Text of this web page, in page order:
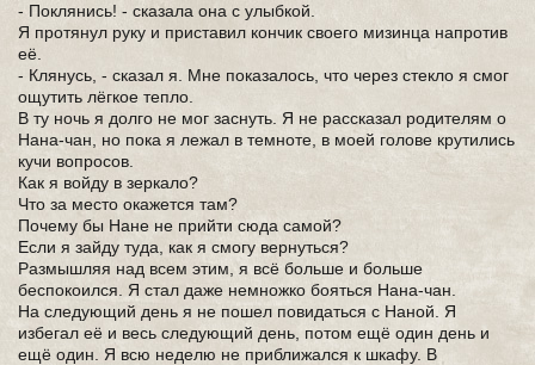
- Поклянись! - сказала она с улыбкой.
Я протянул руку и приставил кончик своего мизинца напротив
её.
- Клянусь, - сказал я. Мне показалось, что через стекло я смог
ощутить лёгкое тепло.
В ту ночь я долго не мог заснуть. Я не рассказал родителям о
Нана-чан, но пока я лежал в темноте, в моей голове крутились
кучи вопросов.
Как я войду в зеркало?
Что за место окажется там?
Почему бы Нане не прийти сюда самой?
Если я зайду туда, как я смогу вернуться?
Размышляя над всем этим, я всё больше и больше
беспокоился. Я стал даже немножко бояться Нана-чан.
На следующий день я не пошел повидаться с Наной. Я
избегал её и весь следующий день, потом ещё один день и
ещё один. Я всю неделю не приближался к шкафу. В